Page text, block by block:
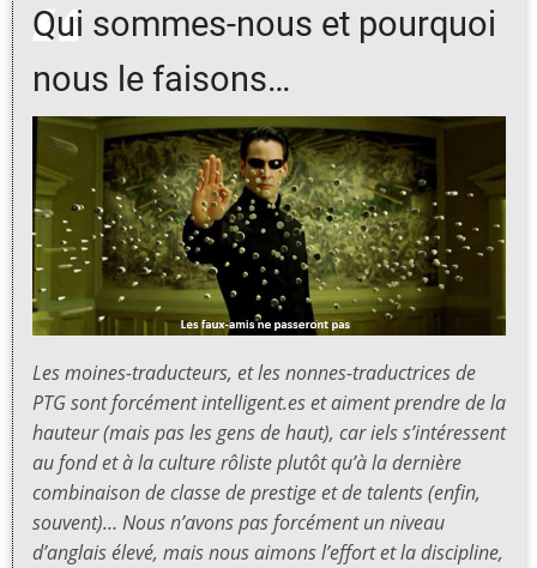
Qui sommes-nous et pourquoi
nous le faisons…
Les moines-traducteurs, et les nonnes-traductrices de
PTG sont forcément intelligent.es et aiment prendre de la
hauteur (mais pas les gens de haut), car iels s’intéressent
au fond et à la culture rôliste plutôt qu’à la dernière
combinaison de classe de prestige et de talents (enfin,
souvent)… Nous n’avons pas forcément un niveau
d’anglais élevé, mais nous aimons l’effort et la discipline,